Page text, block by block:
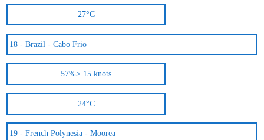
27°C
18 -Brazil - Cabo Frio
57%> 15 knots
24°C
19 -French Polynesia - Moorea